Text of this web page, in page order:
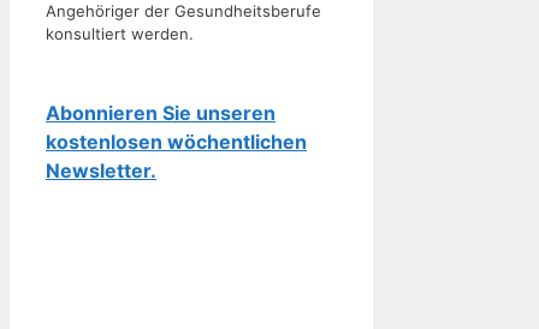
Angehöriger der Gesundheitsberufe
konsultiert werden.
Abonnieren Sie unseren
kostenlosen wöchentlichen
Newsletter.